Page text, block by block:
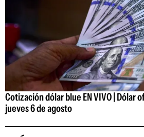
Cotización dólar blue EN VIVO | Dólar
jueves 6 de agosto